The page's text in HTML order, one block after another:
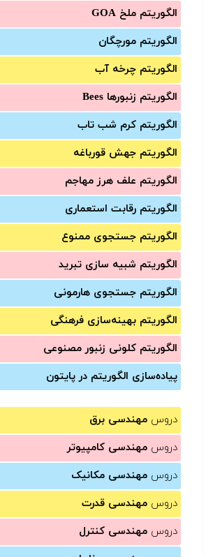
الگوریتم ملخ GOA
الگوریتم مورچگان
الگوریتم چرخه آب
الگوریتم زنبورها Bees
الگوریتم کرم شب تاب
الگوریتم جهش قورباغه
الگوریتم علف هرز مهاجم
الگوریتم رقابت استعماری
الگوریتم جستجوی ممنوع
الگوریتم شبیه سازی تبرید
الگوریتم جستجوی هارمونی
الگوریتم بهینه‌سازی فرهنگی
الگوریتم کلونی زنبور مصنوعی
پیاده‌سازی الگوریتم در پایتون
دروس مهندسی برق
دروس مهندسی کامپیوتر
دروس مهندسی مکانیک
دروس مهندسی قدرت
دروس مهندسی کنترل